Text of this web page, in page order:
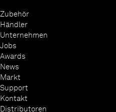
Zubehör
Händler
Unternehmen
Jobs
Awards
News
Markt
Support
Kontakt
Distributoren